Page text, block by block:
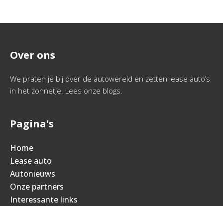
Over ons
We praten je bij over de autowereld en zetten lease auto’s
in het zonnetje. Lees onze blogs.
Pagina's
Home
Lease auto
Autonieuws
Onze partners
Interessante links